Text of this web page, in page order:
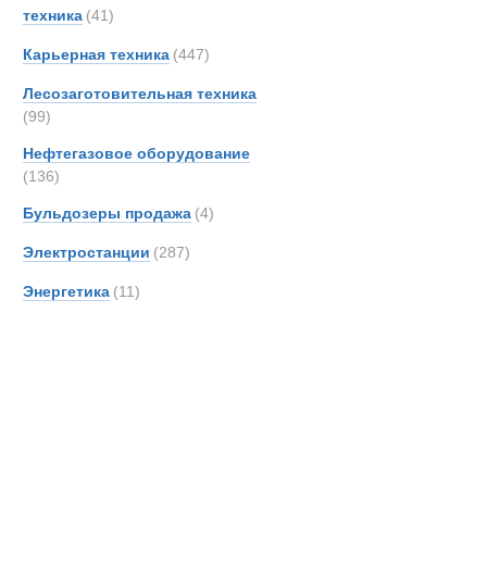
техника (41)
Карьерная техника (447)
Лесозаготовительная техника
(99)
Нефтегазовое оборудование
(136)
Бульдозеры продажа (4)
Электростанции (287)
Энергетика (11)